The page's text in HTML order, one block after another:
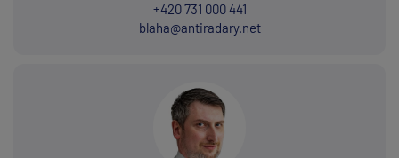
+420 731 000 441
blaha@antiradary.net